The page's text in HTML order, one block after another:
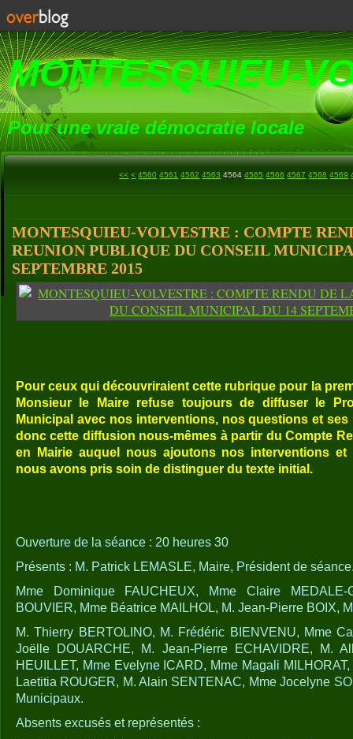
MONTESQUIEU-
Pour une vraie démocratie locale
<< < 4500
4510
4520
4530
4540
4550
4560 4561 4562 4563 4564 4565 4566 4567 4568 4569
MONTESQUIEU-VOLVESTRE : COMPTE
REUNION PUBLIQUE DU CONSEIL
SEPTEMBRE 2015
Pour ceux qui découvriraient cette rubrique pour la
Monsieur le Maire refuse toujours de diffuser le
Municipal avec nos interventions, nos questions et
donc cette diffusion nous-mêmes à partir du Compte
en Mairie auquel nous ajoutons nos interventions et
nous avons pris soin de distinguer du texte initial.
Ouverture de la séance : 20 heures 30
Présents : M. Patrick LEMASLE, Maire, Président de
Mme Dominique FAUCHEUX, Mme Claire MEDALE-
BOUVIER, Mme Béatrice MAILHOL, M. Jean-Pierre BOIX,
M. Thierry BERTOLINO, M. Frédéric BIENVENU, Mme
Joëlle DOUARCHE, M. Jean-Pierre ECHAVIDRE, M.
HEUILLET, Mme Evelyne ICARD, Mme Magali
Laetitia ROUGER, M. Alain SENTENAC, Mme Jocelyne
Municipaux.
Absents excusés et représentés :